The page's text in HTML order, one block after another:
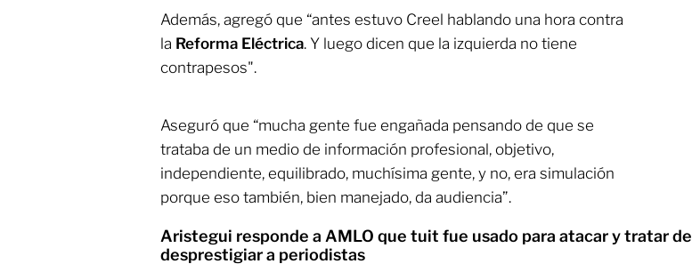
Además, agregó que “antes estuvo Creel hablando una hora contra
la Reforma Eléctrica. Y luego dicen que la izquierda no tiene
contrapesos".
Aseguró que “mucha gente fue engañada pensando de que se
trataba de un medio de información profesional, objetivo,
independiente, equilibrado, muchísima gente, y no, era simulación
porque eso también, bien manejado, da audiencia”.
Aristegui responde a AMLO que tuit fue usado para atacar y tratar de
desprestigiar a periodistas